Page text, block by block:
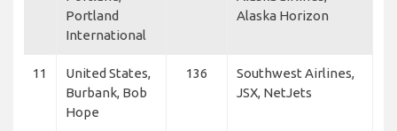
Portland
International
Alaska Horizon
11
United States,
Burbank, Bob
Hope
136
Southwest Airlines,
JSX, NetJets